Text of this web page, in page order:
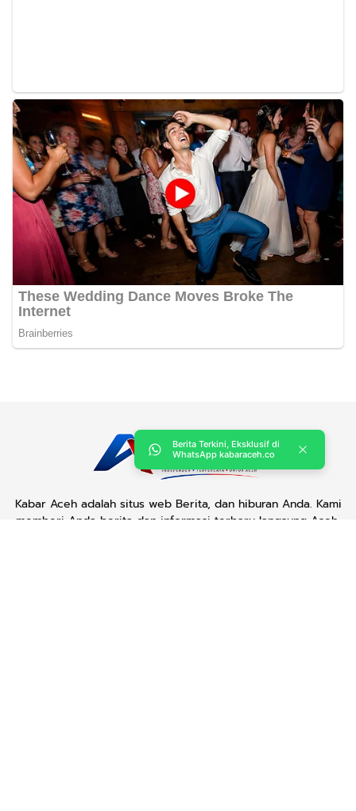
Kabar Aceh adalah situs web Berita, dan hiburan Anda. Kami
memberi Anda berita dan informasi terbaru langsung Aceh.
Berita Terkini, Eksklusif di
WhatsApp kabaraceh.co